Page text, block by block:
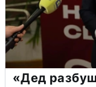
«Дед